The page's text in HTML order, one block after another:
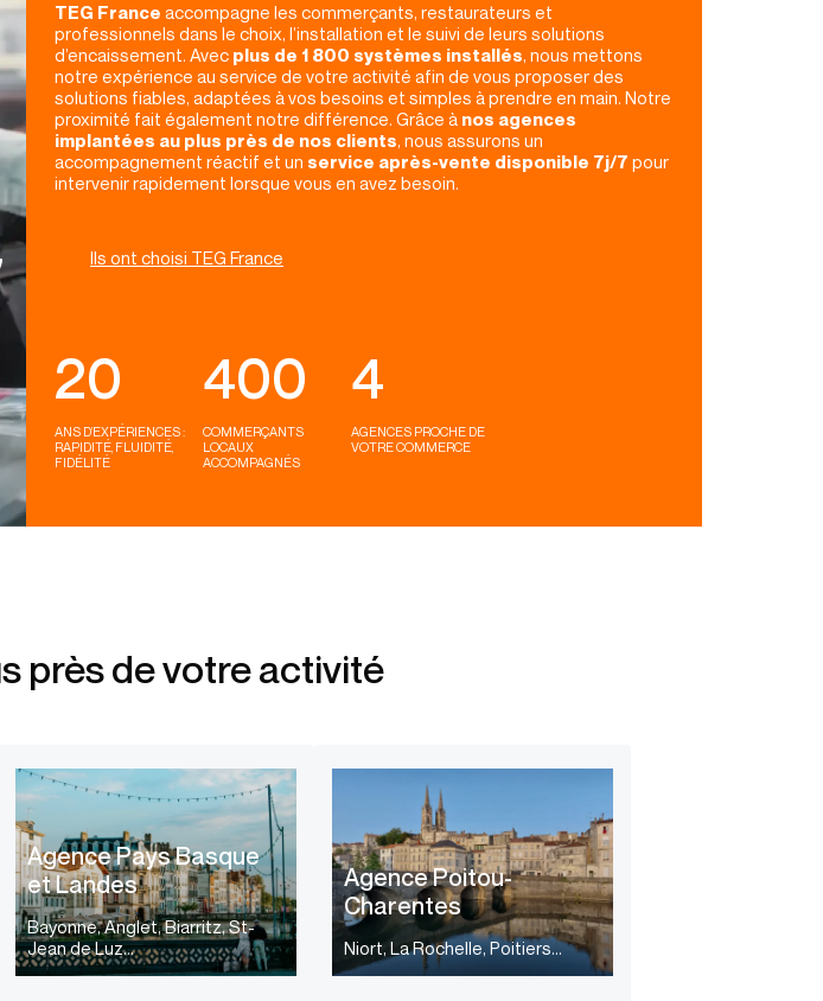
TEG France accompagne les commerçants, restaurateurs et
professionnels dans le choix, l’installation et le suivi de leurs solutions
d’encaissement. Avec plus de 1 800 systèmes installés, nous mettons
notre expérience au service de votre activité afin de vous proposer des
solutions fiables, adaptées à vos besoins et simples à prendre en main. Notre
proximité fait également notre différence. Grâce à nos agences
implantées au plus près de nos clients, nous assurons un
accompagnement réactif et un service après-vente disponible 7j/7 pour
intervenir rapidement lorsque vous en avez besoin.
Ils ont choisi TEG France
20
ANS D’EXPÉRIENCES :
RAPIDITÉ, FLUIDITÉ,
FIDÉLITÉ
400
COMMERÇANTS
LOCAUX
ACCOMPAGNÉS
4
AGENCES PROCHE DE
VOTRE COMMERCE
près de votre activité
Agence Pays Basque
et Landes
Bayonne, Anglet, Biarritz, St-
Jean de Luz…
Agence Poitou-
Charentes
Niort, La Rochelle, Poitiers…